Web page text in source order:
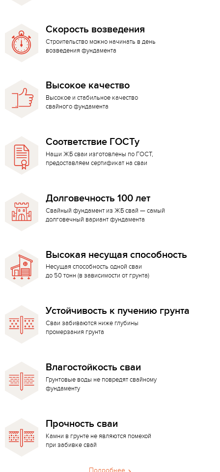
Скорость возведения
Строительство можно начинать в день
возведения фундамента
Высокое качество
Высокое и стабильное качество
свайного фундамента
Соответствие ГОСТу
Наши ЖБ сваи изготовлены по ГОСТ,
предоставляем сертификат на сваи
Долговечность 100 лет
Свайный фундамент из ЖБ свай — самый
долговечный вариант фундамента
Высокая несущая способность
Несущая способность одной сваи
до 50 тонн (в зависимости от грунта)
Устойчивость к пучению грунта
Сваи забиваются ниже глубины
промерзания грунта
Влагостойкость сваи
Грунтовые воды не повредят свайному
фундаменту
Прочность сваи
Камни в грунте не являются помехой
при забивке свай
Подробнее